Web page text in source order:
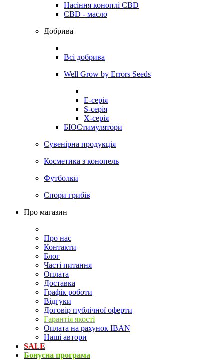
Насіння коноплі CBD
CBD - масло
Добрива
Всі добрива
Well Grow by Errors Seeds
E-серія
S-серія
X-серія
БІОСтимулятори
Сувенірна продукція
Косметика з конопель
Футболки
Спори грибів
Про магазин
Про нас
Контакти
Блог
Часті питання
Оплата
Доставка
Графік роботи
Відгуки
Договір публічної оферти
Гарантія якості
Оплата на рахунок IBAN
Наші автори
SALE
Бонусна програма